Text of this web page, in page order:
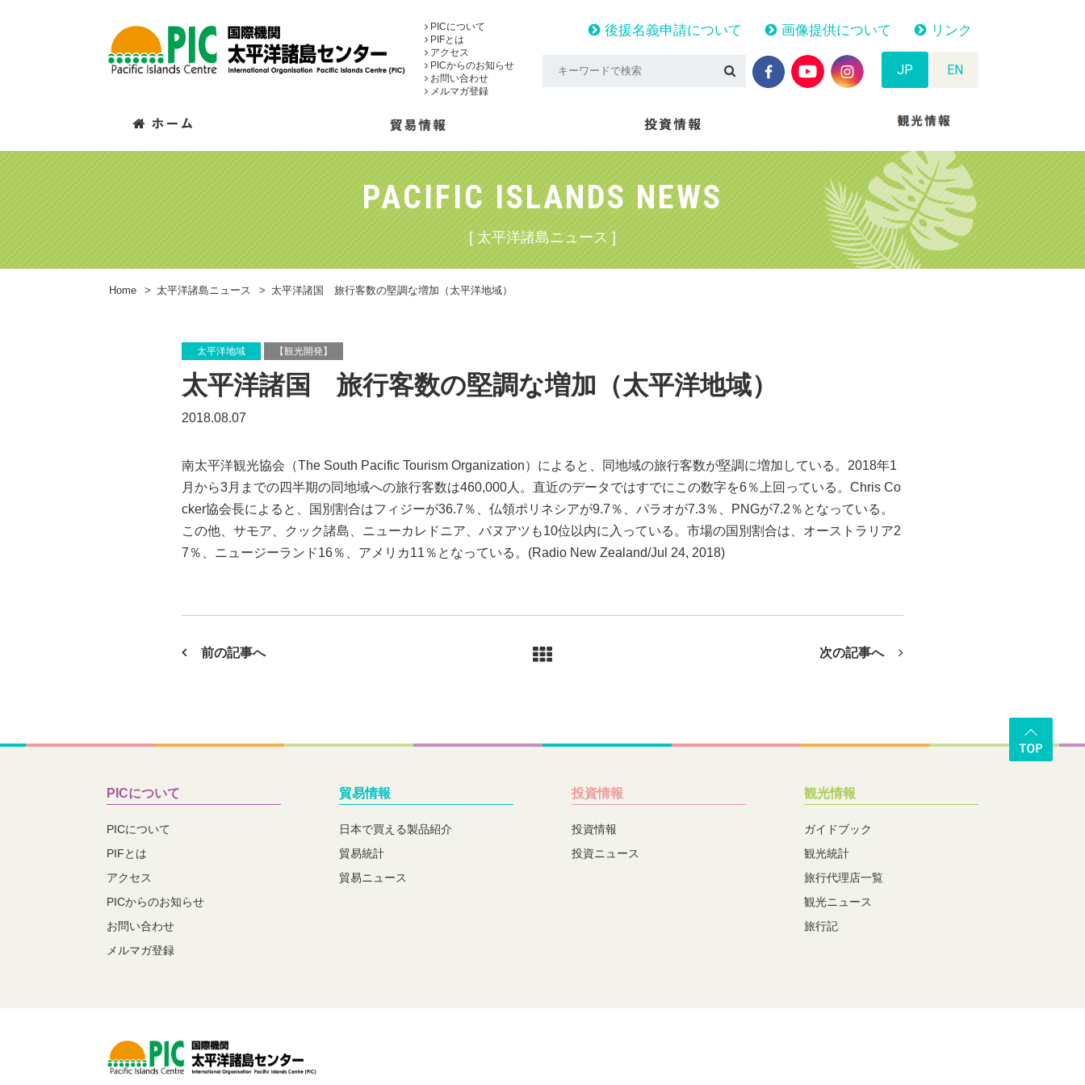
PICについて
PIFとは
アクセス
PICからのお知らせ
お問い合わせ
メルマガ登録
後援名義申請について 画像提供について リンク
JP EN
PACIFIC ISLANDS NEWS
[ 太平洋諸島ニュース ]
Home > 太平洋諸島ニュース > 太平洋諸国 旅行客数の堅調な増加（太平洋地域）
太平洋地域 【観光開発】
太平洋諸国 旅行客数の堅調な増加（太平洋地域）
2018.08.07
南太平洋観光協会（The South Pacific Tourism Organization）によると、同地域の旅行客数が堅調に増加している。2018年1
月から3月までの四半期の同地域への旅行客数は460,000人。直近のデータではすでにこの数字を6％上回っている。Chris Co
cker協会長によると、国別割合はフィジーが36.7％、仏領ポリネシアが9.7％、パラオが7.3％、PNGが7.2％となっている。
この他、サモア、クック諸島、ニューカレドニア、バヌアツも10位以内に入っている。市場の国別割合は、オーストラリア2
7％、ニュージーランド16％、アメリカ11％となっている。(Radio New Zealand/Jul 24, 2018)
前の記事へ 次の記事へ
PICについて
PICについて
PIFとは
アクセス
PICからのお知らせ
お問い合わせ
メルマガ登録
貿易情報
日本で買える製品紹介
貿易統計
貿易ニュース
投資情報
投資情報
投資ニュース
観光情報
ガイドブック
観光統計
旅行代理店一覧
観光ニュース
旅行記